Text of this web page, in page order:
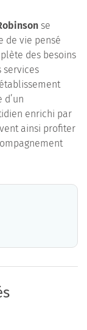
se
de vie pensé
des besoins
services
enrichi par
ainsi profiter